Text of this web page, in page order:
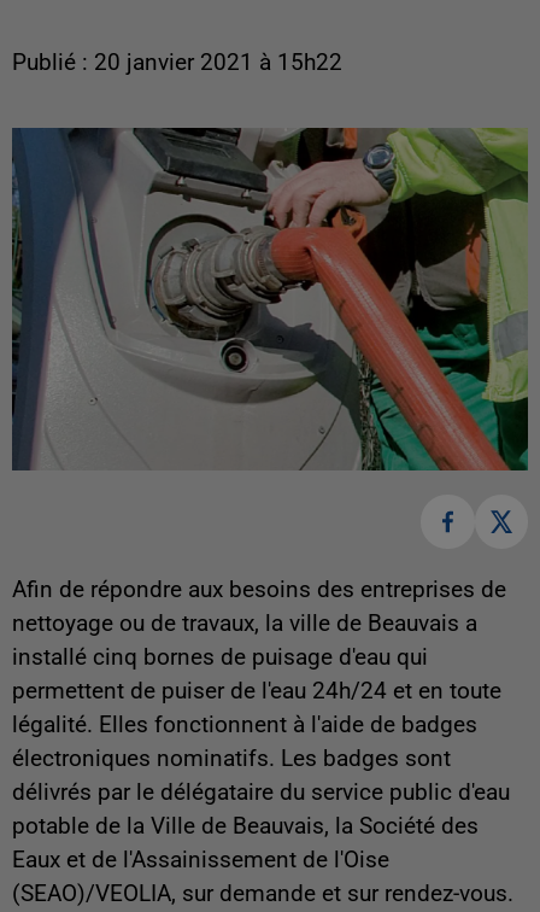
Publié : 20 janvier 2021 à 15h22
Afin de répondre aux besoins des entreprises de
nettoyage ou de travaux, la ville de Beauvais a
installé cinq bornes de puisage d'eau qui
permettent de puiser de l'eau 24h/24 et en toute
légalité. Elles fonctionnent à l'aide de badges
électroniques nominatifs. Les badges sont
délivrés par le délégataire du service public d'eau
potable de la Ville de Beauvais, la Société des
Eaux et de l'Assainissement de l'Oise
(SEAO)/VEOLIA, sur demande et sur rendez-vous.